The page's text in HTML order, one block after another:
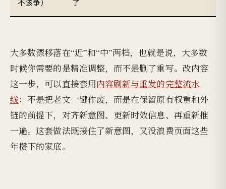
不该争）
了
大多数漂移落在“近”和“中”两档，也就是说，大多数
时候你需要的是精准调整，而不是删了重写。改内容
这一步，可以直接套用内容刷新与重发的完整流水
线：不是把老文一键作废，而是在保留原有权重和外
链的前提下，对齐新意图、更新时效信息、再重新推
一遍。这套做法既接住了新意图，又没浪费页面这些
年攒下的家底。